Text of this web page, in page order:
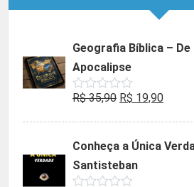
Geografia Bíblica – De
Apocalipse
Avaliação
de
R$35,90 O
era:
R$ 35,90.
R$ 19,90O
é:
Conheça a Única
Santisteban